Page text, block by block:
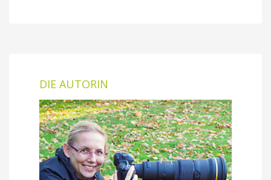
DIE AUTORIN